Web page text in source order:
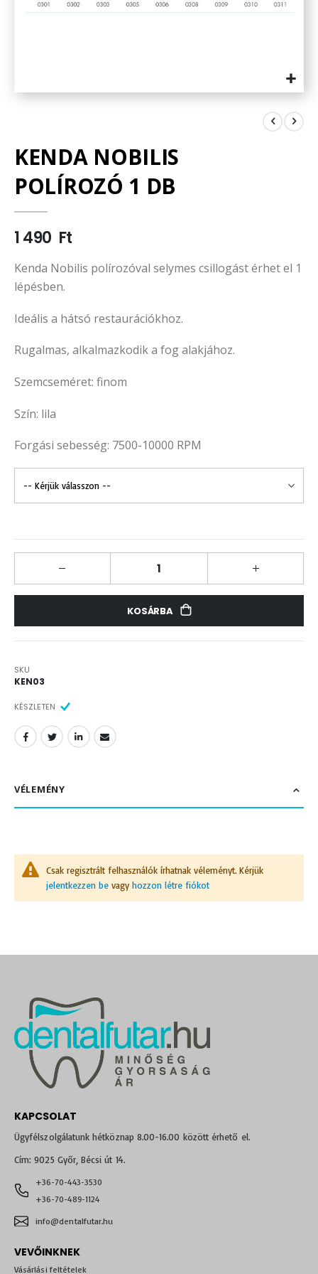
Ugrás
KENDA NOBILIS
POLÍROZÓ 1 DB
1 490 Ft
Kenda Nobilis polírozóval selymes csillogást érhet el 1
lépésben.
Ideális a hátsó restaurációkhoz.
Rugalmas, alkalmazkodik a fog alakjához.
Szemcseméret: finom
Szín: lila
Forgási sebesség: 7500-10000 RPM
KOSÁRBA
SKU
KEN03
KÉSZLETEN
VÉLEMÉNY
Csak regisztrált felhasználók írhatnak véleményt. Kérjük
jelentkezzen be vagy hozzon létre fiókot
KAPCSOLAT
Ügyfélszolgálatunk hétköznap 8.00-16.00 között érhető el.
Cím: 9025 Győr, Bécsi út 14.
+36-70-443-3530
+36-70-489-1124
info@dentalfutar.hu
VEVŐINKNEK
Vásárlási feltételek